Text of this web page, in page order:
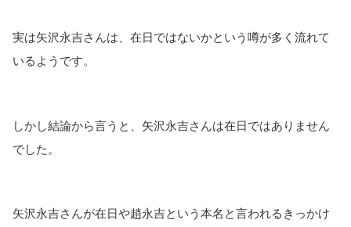
実は矢沢永吉さんは、在日ではないかという噂が多く流れて
いるようです。
しかし結論から言うと、矢沢永吉さんは在日ではありません
でした。
矢沢永吉さんが在日や趙永吉という本名と言われるきっかけ